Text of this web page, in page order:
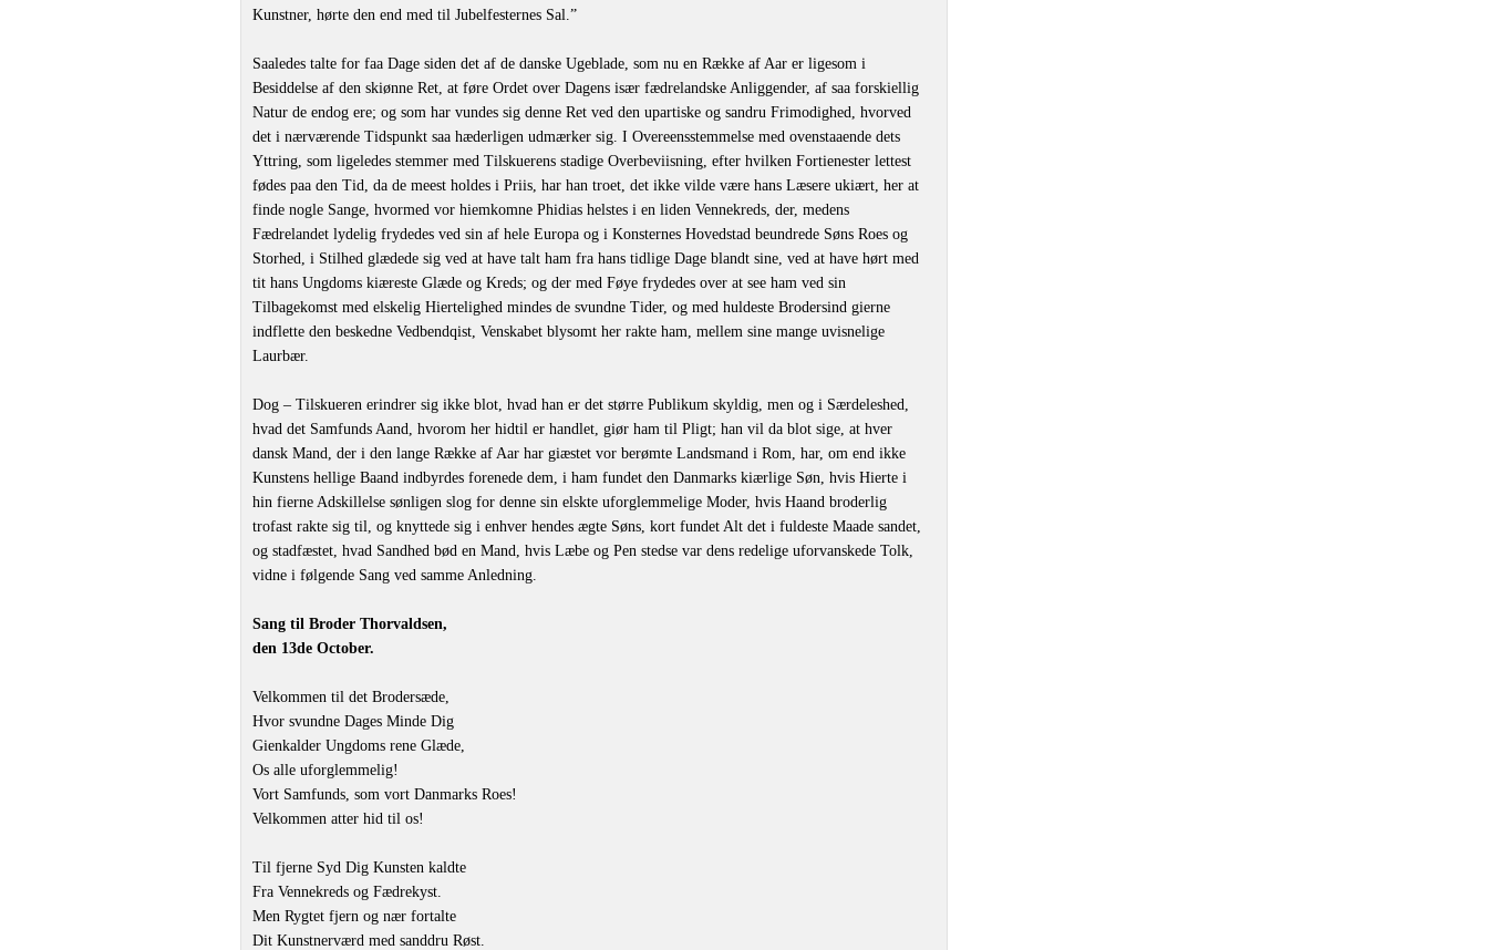
Kunstner, hørte den end med til Jubelfesternes Sal.”
Saaledes talte for faa Dage siden det af de danske Ugeblade, som nu en Række af Aar er ligesom i
Besiddelse af den skiønne Ret, at føre Ordet over Dagens især fædrelandske Anliggender, af saa forskiellig
Natur de endog ere; og som har vundes sig denne Ret ved den upartiske og sandru Frimodighed, hvorved
det i nærværende Tidspunkt saa hæderligen udmærker sig. I Overeensstemmelse med ovenstaaende dets
Yttring, som ligeledes stemmer med Tilskuerens stadige Overbeviisning, efter hvilken Fortienester lettest
fødes paa den Tid, da de meest holdes i Priis, har han troet, det ikke vilde være hans Læsere ukiært, her at
finde nogle Sange, hvormed vor hiemkomne Phidias helstes i en liden Vennekreds, der, medens
Fædrelandet lydelig frydedes ved sin af hele Europa og i Konsternes Hovedstad beundrede Søns Roes og
Storhed, i Stilhed glædede sig ved at have talt ham fra hans tidlige Dage blandt sine, ved at have hørt med
tit hans Ungdoms kiæreste Glæde og Kreds; og der med Føye frydedes over at see ham ved sin
Tilbagekomst med elskelig Hiertelighed mindes de svundne Tider, og med huldeste Brodersind gierne
indflette den beskedne Vedbendqist, Venskabet blysomt her rakte ham, mellem sine mange uvisnelige
Laurbær.
Dog ‒ Tilskueren erindrer sig ikke blot, hvad han er det større Publikum skyldig, men og i Særdeleshed,
hvad det Samfunds Aand, hvorom her hidtil er handlet, giør ham til Pligt; han vil da blot sige, at hver
dansk Mand, der i den lange Række af Aar har giæstet vor berømte Landsmand i Rom, har, om end ikke
Kunstens hellige Baand indbyrdes forenede dem, i ham fundet den Danmarks kiærlige Søn, hvis Hierte i
hin fierne Adskillelse sønligen slog for denne sin elskte uforglemmelige Moder, hvis Haand broderlig
trofast rakte sig til, og knyttede sig i enhver hendes ægte Søns, kort fundet Alt det i fuldeste Maade sandet,
og stadfæstet, hvad Sandhed bød en Mand, hvis Læbe og Pen stedse var dens redelige uforvanskede Tolk,
vidne i følgende Sang ved samme Anledning.
Sang til Broder Thorvaldsen,
den 13de October.
Velkommen til det Brodersæde,
Hvor svundne Dages Minde Dig
Gienkalder Ungdoms rene Glæde,
Os alle uforglemmelig!
Vort Samfunds, som vort Danmarks Roes!
Velkommen atter hid til os!
Til fjerne Syd Dig Kunsten kaldte
Fra Vennekreds og Fædrekyst.
Men Rygtet fjern og nær fortalte
Dit Kunstnerværd med sanddru Røst.